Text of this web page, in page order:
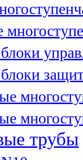
трубы